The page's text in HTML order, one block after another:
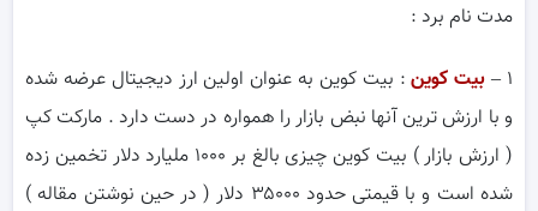
مدت نام برد :
۱ – بیت کوین: بیت کوین به عنوان اولین ارز دیجیتال عرضه شده
و با ارزش ترین آنها نبض بازار را همواره در دست دارد . مارکت کپ
( ارزش بازار ) بیت کوین چیزی بالغ بر ۱۰۰۰ ملیارد دلار تخمین زده
شده است و با قیمتی حدود ۳۵۰۰۰ دلار ( در حین نوشتن مقاله )